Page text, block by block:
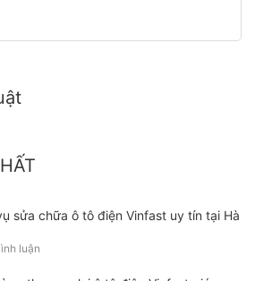
ràng minh bạc
chóng
sửa chữa ô tô điện Vinfast uy tín tại Hà
luận